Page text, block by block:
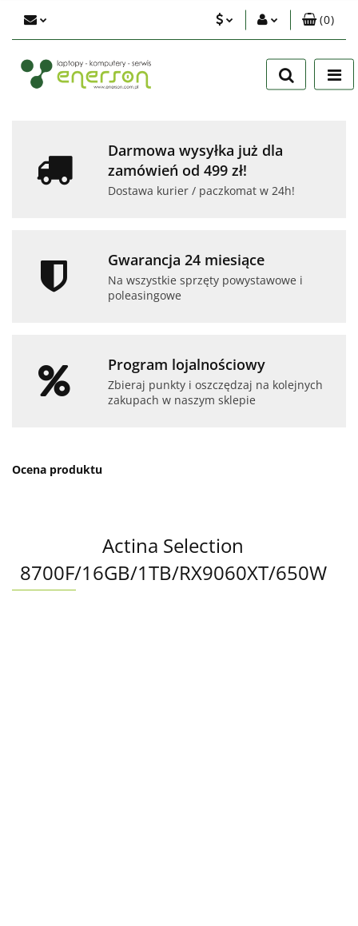
Zaloguj się
Zarejestruj się
(0)
Darmowa wysyłka już dla
zamówień od 499 zł!
Dostawa kurier / paczkomat w 24h!
Gwarancja 24 miesiące
Na wszystkie sprzęty powystawowe i
poleasingowe
Program lojalnościowy
Zbieraj punkty i oszczędzaj na kolejnych
zakupach w naszym sklepie
Ocena produktu
Actina Selection
8700F/16GB/1TB/RX9060XT/650W